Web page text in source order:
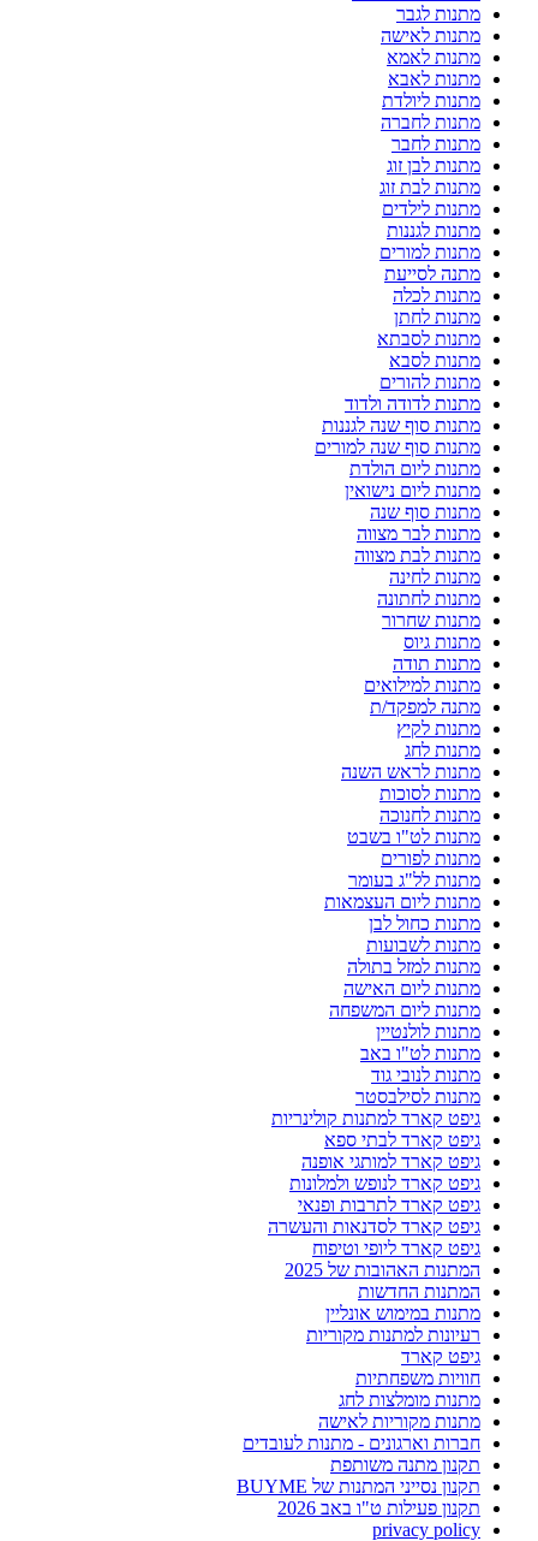
מתנות לגבר
מתנות לאישה
מתנות לאמא
מתנות לאבא
מתנות ליולדת
מתנות לחברה
מתנות לחבר
מתנות לבן זוג
מתנות לבת זוג
מתנות לילדים
מתנות לגננות
מתנות למורים
מתנה לסייעת
מתנות לכלה
מתנות לחתן
מתנות לסבתא
מתנות לסבא
מתנות להורים
מתנות לדודה ולדוד
מתנות סוף שנה לגננות
מתנות סוף שנה למורים
מתנות ליום הולדת
מתנות ליום נישואין
מתנות סוף שנה
מתנות לבר מצווה
מתנות לבת מצווה
מתנות לחינה
מתנות לחתונה
מתנות שחרור
מתנות גיוס
מתנות תודה
מתנות למילואים
מתנה למפקד/ת
מתנות לקיץ
מתנות לחג
מתנות לראש השנה
מתנות לסוכות
מתנות לחנוכה
מתנות לט"ו בשבט
מתנות לפורים
מתנות לל"ג בעומר
מתנות ליום העצמאות
מתנות כחול לבן
מתנות לשבועות
מתנות למזל בתולה
מתנות ליום האישה
מתנות ליום המשפחה
מתנות לולנטיין
מתנות לט"ו באב
מתנות לנובי גוד
מתנות לסילבסטר
גיפט קארד למתנות קולינריות
גיפט קארד לבתי ספא
גיפט קארד למותגי אופנה
גיפט קארד לנופש ולמלונות
גיפט קארד לתרבות ופנאי
גיפט קארד לסדנאות והעשרה
גיפט קארד ליופי וטיפוח
המתנות האהובות של 2025
המתנות החדשות
מתנות במימוש אונליין
רעיונות למתנות מקוריות
גיפט קארד
חוויות משפחתיות
מתנות מומלצות לחג
מתנות מקוריות לאישה
חברות וארגונים - מתנות לעובדים
תקנון מתנה משותפת
תקנון נסייני המתנות של BUYME
תקנון פעילות ט"ו באב 2026
privacy policy